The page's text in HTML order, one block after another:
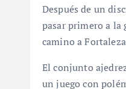
Después de un
pasar primero a
camino a
El conjunto
un juego con